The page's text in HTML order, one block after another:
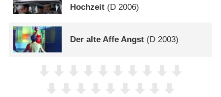
Hochzeit (D 2006)
Der alte Affe Angst (D 2003)